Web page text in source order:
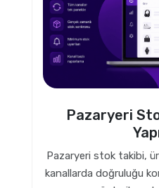
Pazaryeri
Pazaryeri stok takibi,
kanallarda doğruluğu